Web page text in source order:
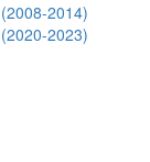
2014)
2023)